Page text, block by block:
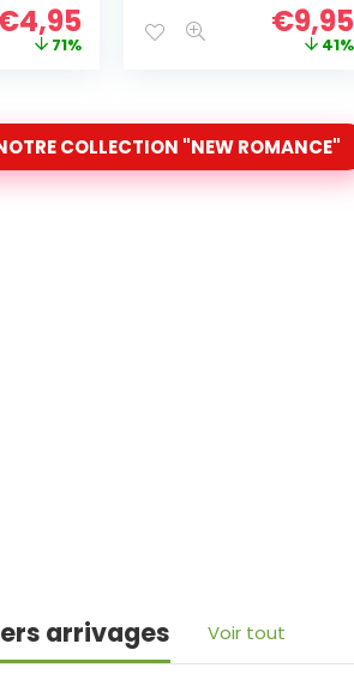
9,95
41%
€9,95
45%
COLLECTION "NEW ROMANCE"
arrivages Voir tout